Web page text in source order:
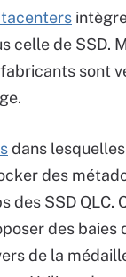
celle de SSD.
sont
dans
des
SSD QLC.
des baies
de la